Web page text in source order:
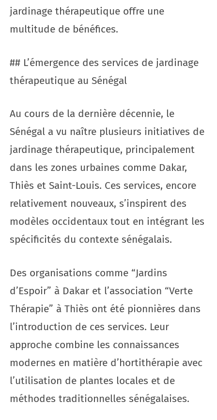
jardinage thérapeutique offre une
multitude de bénéfices.
## L’émergence des services de jardinage
thérapeutique au Sénégal
Au cours de la dernière décennie, le
Sénégal a vu naître plusieurs initiatives de
jardinage thérapeutique, principalement
dans les zones urbaines comme Dakar,
Thiès et Saint-Louis. Ces services, encore
relativement nouveaux, s’inspirent des
modèles occidentaux tout en intégrant les
spécificités du contexte sénégalais.
Des organisations comme “Jardins
d’Espoir” à Dakar et l’association “Verte
Thérapie” à Thiès ont été pionnières dans
l’introduction de ces services. Leur
approche combine les connaissances
modernes en matière d’hortithérapie avec
l’utilisation de plantes locales et de
méthodes traditionnelles sénégalaises.